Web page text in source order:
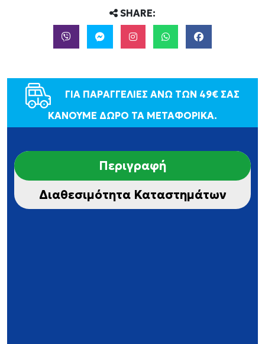
SHARE:
ΓΙΑ ΠΑΡΑΓΓΕΛΙΕΣ ΑΝΩ ΤΩΝ 49€ ΣΑΣ
ΚΑΝΟΥΜΕ ΔΩΡΟ ΤΑ ΜΕΤΑΦΟΡΙΚΑ.
Περιγραφή
Διαθεσιμότητα Καταστημάτων